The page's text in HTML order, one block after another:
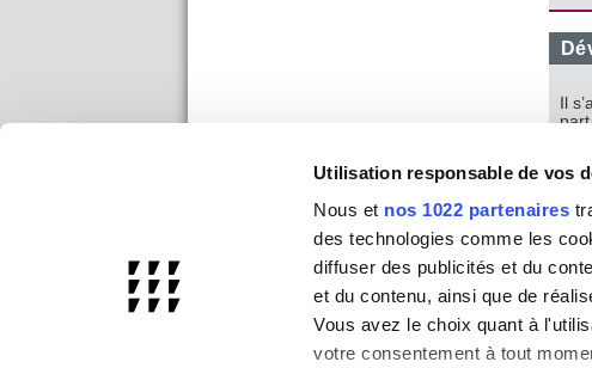
Utilisation responsable de vos
Nous et nos 1022 partenaires
des technologies comme les
diffuser des publicités et du
et du contenu, ainsi que de
Vous avez le choix quant à
votre consentement à tout
Il
Il